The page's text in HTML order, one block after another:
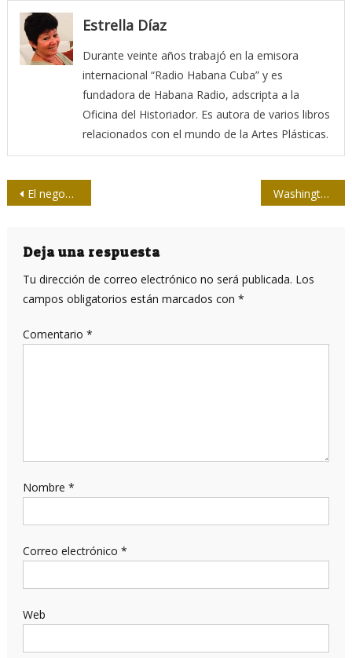
Estrella Díaz
Durante veinte años trabajó en la emisora
internacional “Radio Habana Cuba” y es
fundadora de Habana Radio, adscripta a la
Oficina del Historiador. Es autora de varios libros
relacionados con el mundo de la Artes Plásticas.
Navegación
entradas
El negocio del pódcast: buscando las fuentes de su rentabilidad Washington en el banquillo de los acusados
Deja una respuesta
Tu dirección de correo electrónico no será publicada. Los
campos obligatorios están marcados con *
Comentario *
Nombre *
Correo electrónico *
Web